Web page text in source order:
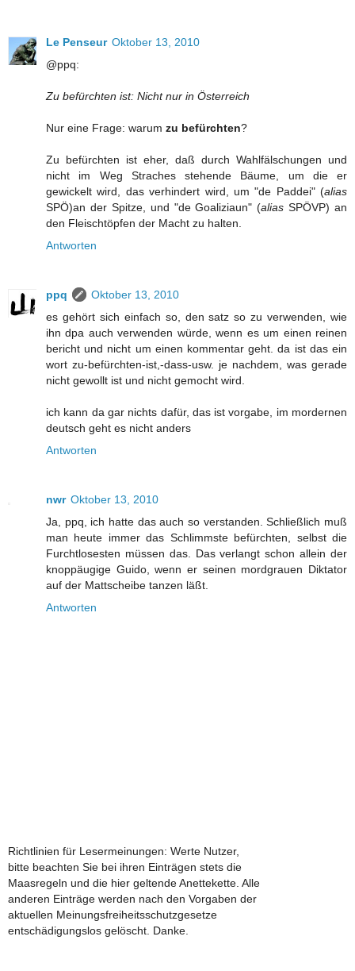
Le Penseur Oktober 13, 2010
@ppq:
Zu befürchten ist: Nicht nur in Österreich
Nur eine Frage: warum zu befürchten?
Zu befürchten ist eher, daß durch Wahlfälschungen und
nicht im Weg Straches stehende Bäume, um die er
gewickelt wird, das verhindert wird, um "de Paddei" (alias
SPÖ)an der Spitze, und "de Goaliziaun" (alias SPÖVP) an
den Fleischtöpfen der Macht zu halten.
Antworten
ppq
Oktober 13, 2010
es gehört sich einfach so, den satz so zu verwenden, wie
ihn dpa auch verwenden würde, wenn es um einen reinen
bericht und nicht um einen kommentar geht. da ist das ein
wort zu-befürchten-ist,-dass-usw. je nachdem, was gerade
nicht gewollt ist und nicht gemocht wird.
ich kann da gar nichts dafür, das ist vorgabe, im mordernen
deutsch geht es nicht anders
Antworten
nwr Oktober 13, 2010
Ja, ppq, ich hatte das auch so verstanden. Schließlich muß
man heute immer das Schlimmste befürchten, selbst die
Furchtlosesten müssen das. Das verlangt schon allein der
knoppäugige Guido, wenn er seinen mordgrauen Diktator
auf der Mattscheibe tanzen läßt.
Antworten
Richtlinien für Lesermeinungen: Werte Nutzer,
bitte beachten Sie bei ihren Einträgen stets die
Maasregeln und die hier geltende Anettekette. Alle
anderen Einträge werden nach den Vorgaben der
aktuellen Meinungsfreiheitsschutzgesetze
entschädigungslos gelöscht. Danke.